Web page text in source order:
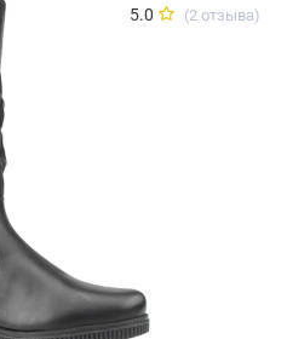
5.0 (2 отзыва)